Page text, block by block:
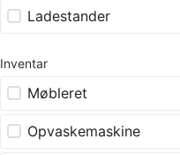
Ladestander
Inventar
Møbleret
Opvaskemaskine